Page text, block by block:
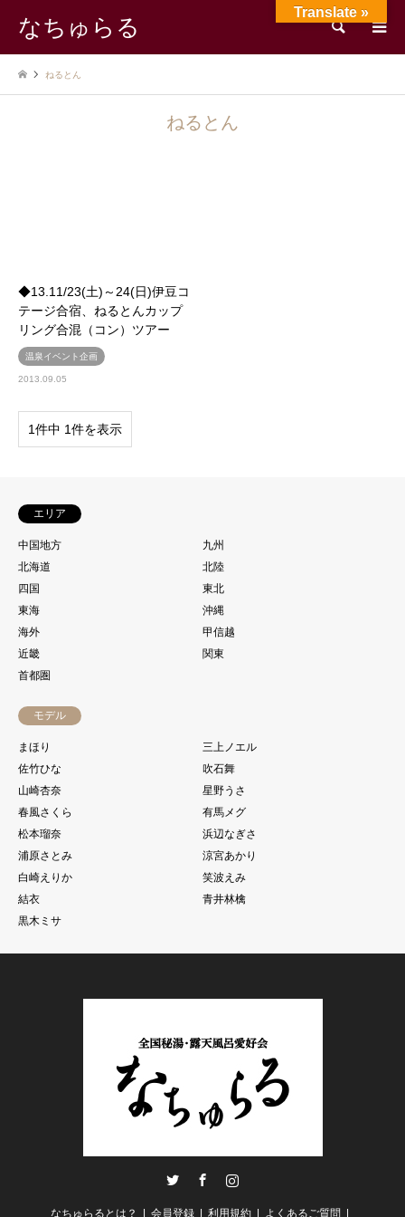
なちゅらる 検索
ねるとん
ねるとん
◆13.11/23(土)～24(日)伊豆コ
テージ合宿、ねるとんカップ
リング合混（コン）ツアー
温泉イベント企画
2013.09.05
1件中 1件を表示
エリア
中国地方
九州
北海道
北陸
四国
東北
東海
沖縄
海外
甲信越
近畿
関東
首都圏
モデル
まほり
三上ノエル
佐竹ひな
吹石舞
山崎杏奈
星野うさ
春風さくら
有馬メグ
松本瑠奈
浜辺なぎさ
浦原さとみ
涼宮あかり
白崎えりか
笑波えみ
結衣
青井林檎
黒木ミサ
なちゅらるとは？ 会員登録 利用規約 よくあるご質問
Translate »